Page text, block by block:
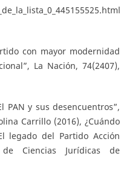
con mayor modernidad
La Nación, 74(2407),
PAN y sus desencuentros”,
Carrillo (2016), ¿Cuándo
legado del Partido Acción
Ciencias Jurídicas de